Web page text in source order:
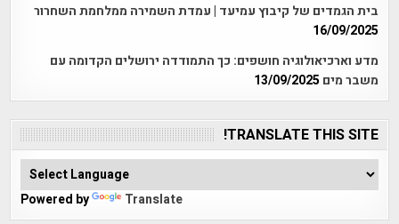
בית הגמדים של קיבוץ עמיעד | עמדת השמירה ממלחמת השחרור
16/09/2025
מדע וארכיאולוגיה חושפים: כך התמודדה ירושלים הקדומה עם
משבר מים 13/09/2025
TRANSLATE THIS SITE!
Powered by Translate